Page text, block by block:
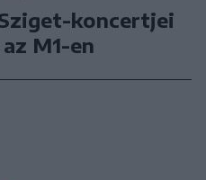
koncertjei
M1-en